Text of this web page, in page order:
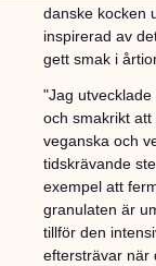
danske kocken
inspirerad av
gett smak i
"Jag
och smakrikt
veganska och
tidskrävande
exempel att
granulaten är
tillför den
eftersträvar när